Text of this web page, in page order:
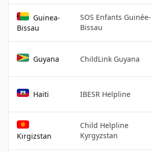
Guinea-
Bissau
SOS Enfants Guinée-
Bissau
Guyana ChildLink Guyana
Haiti IBESR Helpline
Kirgizstan
Child Helpline
Kyrgyzstan